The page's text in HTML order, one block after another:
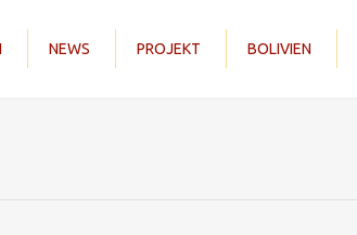
NEWS PROJEKT BOLIVIEN